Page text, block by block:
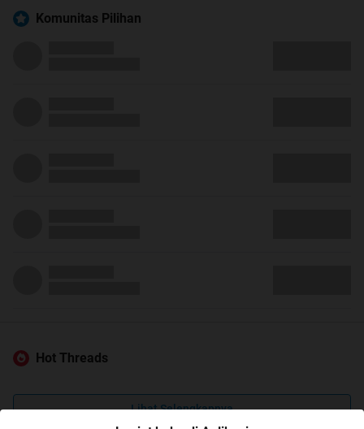
Komunitas Pilihan
Hot Threads
Lihat Selengkapnya